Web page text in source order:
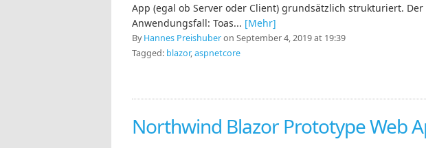
App (egal ob Server oder Client) grundsätzlich strukturiert. Der
Anwendungsfall: Toas... [Mehr]
ByHannes Preishuberon September 4, 2019 at 19:39
Tagged: blazor,aspnetcore
Northwind Blazor Prototype Web